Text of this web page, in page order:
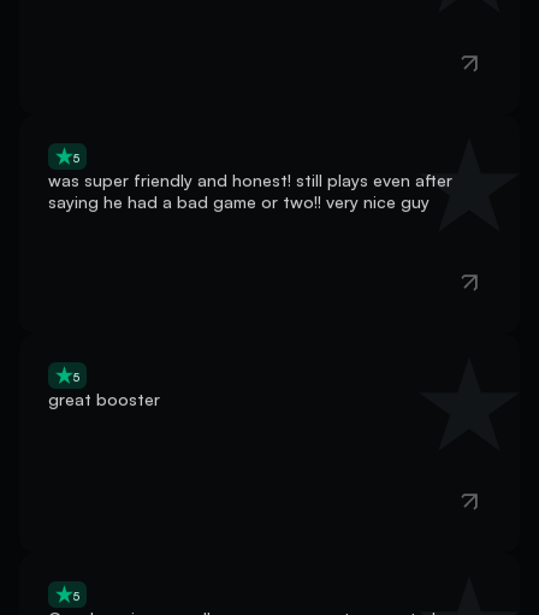
was super friendly and honest! still plays even after
saying he had a bad game or two!! very nice guy
great booster
Good service overall even my account seems to have
unbelievably bad luck with teammates